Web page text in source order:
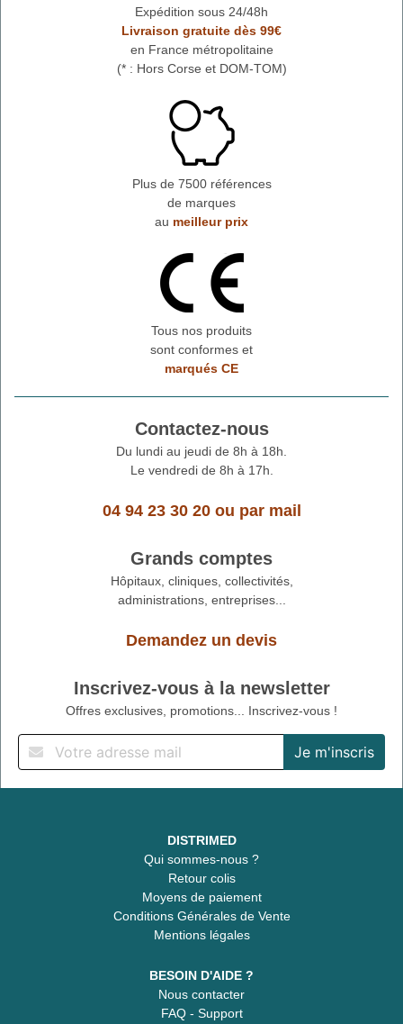
Expédition sous 24/48h
Livraison gratuite dès 99€
en France métropolitaine
(* : Hors Corse et DOM-TOM)
Plus de 7500 références
de marques
au meilleur prix
Tous nos produits
sont conformes et
marqués CE
Contactez-nous
Du lundi au jeudi de 8h à 18h.
Le vendredi de 8h à 17h.
04 94 23 30 20ou par mail
Grands comptes
Hôpitaux, cliniques, collectivités,
administrations, entreprises...
Demandez un devis
Inscrivez-vous à la newsletter
Offres exclusives, promotions... Inscrivez-vous !
DISTRIMED
Qui sommes-nous ?
Retour colis
Moyens de paiement
Conditions Générales de Vente
Mentions légales
BESOIN D'AIDE ?
Nous contacter
FAQ - Support